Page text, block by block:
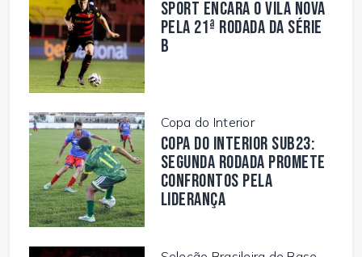
Sport encara o Vila Nova
pela 21ª rodada da Série
B
Copa do Interior
Copa do Interior Sub23:
segunda rodada promete
confrontos pela
liderança